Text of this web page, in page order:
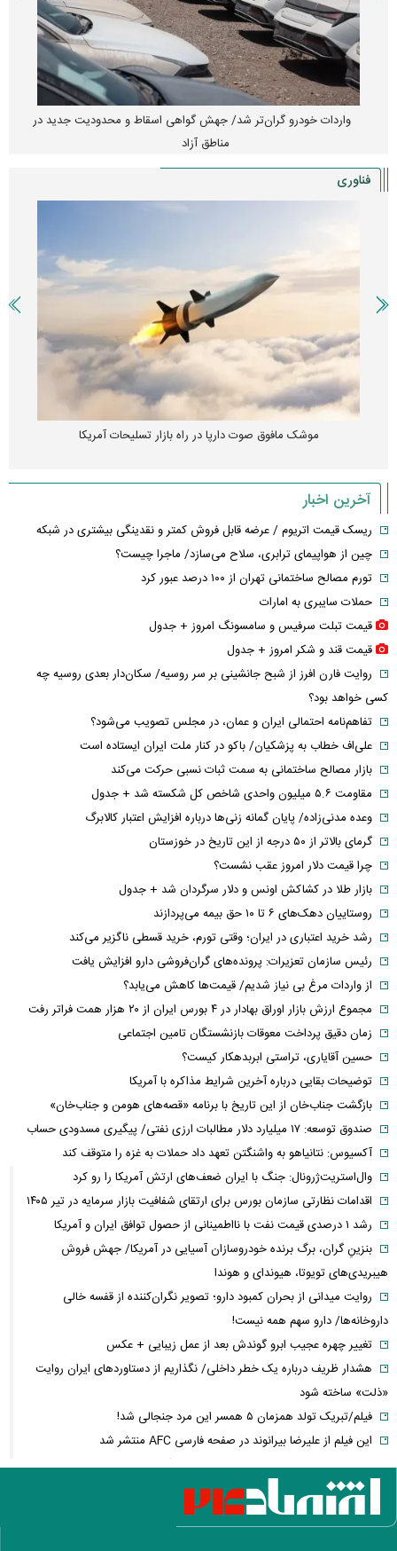
واردات خودرو گران‌تر شد/ جهش گواهی اسقاط و محدودیت جدید در
مناطق آزاد
فناوری
موشک مافوق صوت دارپا در راه بازار تسلیحات آمریکا
آخرین اخبار
ریسک قیمت اتریوم / عرضه قابل فروش کمتر و نقدینگی بیشتری در شبکه
چین از هواپیمای ترابری، سلاح می‌سازد/ ماجرا چیست؟
تورم مصالح ساختمانی تهران از ۱۰۰ درصد عبور کرد
حملات سایبری به امارات
قیمت تبلت سرفیس و سامسونگ امروز + جدول
قیمت قند و شکر امروز + جدول
روایت فارن افرز از شبح جانشینی بر سر روسیه/ سکان‌دار بعدی روسیه چه
کسی خواهد بود؟
تفاهم‌نامه احتمالی ایران و عمان، در مجلس تصویب می‌شود؟
علی‌اف خطاب به پزشکیان/ باکو در کنار ملت ایران ایستاده است
بازار مصالح ساختمانی به سمت ثبات نسبی حرکت می‌کند
مقاومت ۵.۶ میلیون واحدی شاخص کل شکسته شد + جدول
وعده مدنی‌زاده/ پایان گمانه زنی‌ها درباره افزایش اعتبار کالابرگ
گرمای بالاتر از ۵۰ درجه از این تاریخ در خوزستان
چرا قیمت دلار امروز عقب نشست؟
بازار طلا در کشاکش اونس و دلار سرگردان شد + جدول
روستاییان دهک‌های ۶ تا ۱۰ حق بیمه می‌پردازند
رشد خرید اعتباری در ایران؛ وقتی تورم، خرید قسطی ناگزیر می‌کند
رئیس سازمان تعزیرات: پرونده‌های گران‌فروشی دارو افزایش یافت
از واردات مرغ بی نیاز شدیم/ قیمت‌ها کاهش می‌یابد؟
مجموع ارزش بازار اوراق بهادار در ۴ بورس ایران از ۲۰ هزار همت فراتر رفت
زمان دقیق پرداخت معوقات بازنشستگان تامین اجتماعی
حسین آقایاری، تراستی ابربدهکار کیست؟
توضیحات بقایی درباره آخرین شرایط مذاکره با آمریکا
بازگشت جناب‌خان از این تاریخ با برنامه «قصه‌های هومن و جناب‌خان»
صندوق توسعه: ۱۷ میلیارد دلار مطالبات ارزی نفتی/ پیگیری مسدودی حساب
آکسیوس: نتانیاهو به واشنگتن تعهد داد حملات به غزه را متوقف کند
وال‌استریت‌ژرونال: جنگ با ایران ضعف‌های ارتش آمریکا را رو کرد
اقدامات نظارتی سازمان بورس برای ارتقای شفافیت بازار سرمایه در تیر ۱۴۰۵
رشد ۱ درصدی قیمت نفت با نااطمینانی از حصول توافق ایران و آمریکا
بنزینِ گران، برگ برنده خودروسازان آسیایی در آمریکا/ جهش فروش
هیبریدی‌های تویوتا، هیوندای و هوندا
روایت میدانی از بحران کمبود دارو؛ تصویر نگران‌کننده از قفسه خالی
داروخانه‌ها/ دارو سهم همه نیست!
تغییر چهره عجیب ابرو گوندش بعد از عمل زیبایی + عکس
هشدار ظریف درباره یک خطر داخلی/ نگذاریم از دستاوردهای ایران روایت
«ذلت» ساخته شود
فیلم/تبریک تولد همزمان ۵ همسر این مرد جنجالی شد!
این فیلم از علیرضا بیرانوند در صفحه فارسی AFC منتشر شد
فارن پالیسی: موضوع ایران در اختیار دولت آتی اسرائیل نیست/ اپوزیسیون،
این بار نتانیاهو را از پای در می‌آورند؟
آلت‌کوین‌ها در دوئل صعود و سقوط/ سولانا سبزپوش شد، شیبا و گرام زیر